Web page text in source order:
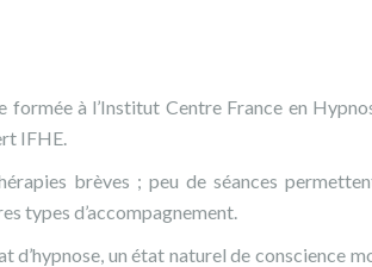
à l’Institut Centre France en
IFHE.
brèves ; peu de séances
types d’accompagnement.
d’hypnose, un état naturel de